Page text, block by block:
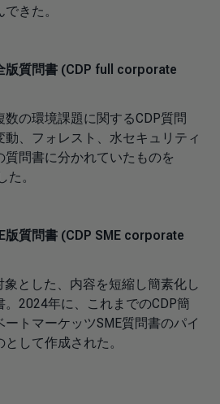
きた。
版質問書 (CDP full corporate
の環境課題に関するCDP質問
、フォレスト、水セキュリティ
質問書に分かれていたものを
た。
版質問書 (CDP SME corporate
象とした、内容を短縮し簡素化し
2024年に、これまでのCDP簡
トマーケッツSME質問書のパイ
して作成された。